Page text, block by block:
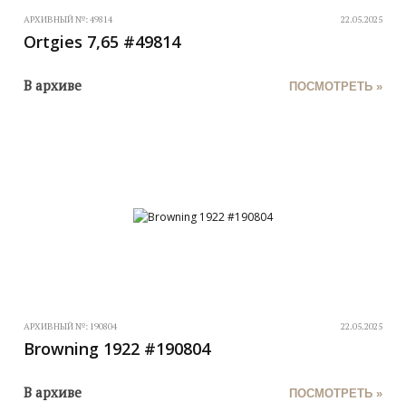
АРХИВНЫЙ №:49814 22.05.2025
Ortgies 7,65 #49814
В архиве ПОСМОТРЕТЬ »
АРХИВНЫЙ №: 190804 22.05.2025
Browning 1922 #190804
В архиве ПОСМОТРЕТЬ »